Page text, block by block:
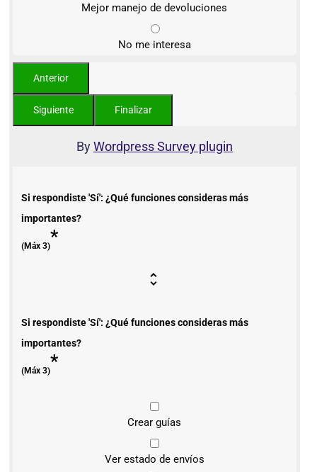
Mejor manejo de devoluciones
No me interesa
ByWordpress Survey plugin
Si respondiste 'Sí': ¿Qué funciones consideras más
importantes?
(Máx 3)*
Si respondiste 'Sí': ¿Qué funciones consideras más
importantes?
(Máx 3)*
Crear guías
Ver estado de envíos